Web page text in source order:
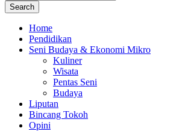
Search
Home
Pendidikan
Seni Budaya & Ekonomi Mikro
Kuliner
Wisata
Pentas Seni
Budaya
Liputan
Bincang Tokoh
Opini